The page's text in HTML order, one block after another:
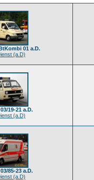
01 a.D.
(a.D)
19-21 a.D.
(a.D)
85-23 a.D.
(a.D)